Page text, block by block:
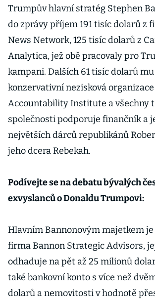
Trumpův hlavní stratég Stephen
do zprávy příjem 191 tisíc dolarů z
News Network, 125 tisíc dolarů z
Analytica, jež obě pracovaly pro
kampani. Dalších 61 tisíc dolarů
konzervativní nezisková
Accountability Institute a všechny
společnosti podporuje finančník a
největších dárců republikánů
jeho dcera Rebekah.
Podívejte se na debatu bývalých
exvyslanců o Donaldu Trumpovi:
Hlavním Bannonovým majetkem
firma Bannon Strategic Advisors,
odhaduje na pět až 25 milionů
také bankovní konto s více než
dolarů a nemovitosti v hodnotě